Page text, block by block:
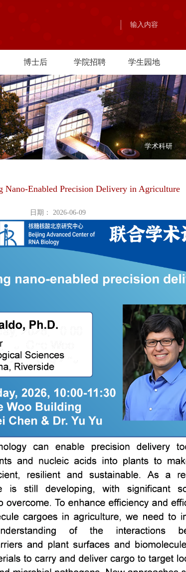
博士后 学院招聘 学生园地
/ 学术科研 /
Nano-Enabled Precision Delivery in Agriculture
日期： 2026-06-09